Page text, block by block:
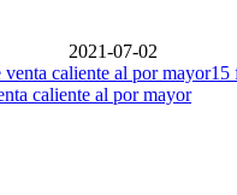
2021-07-02
15
caliente al por mayor